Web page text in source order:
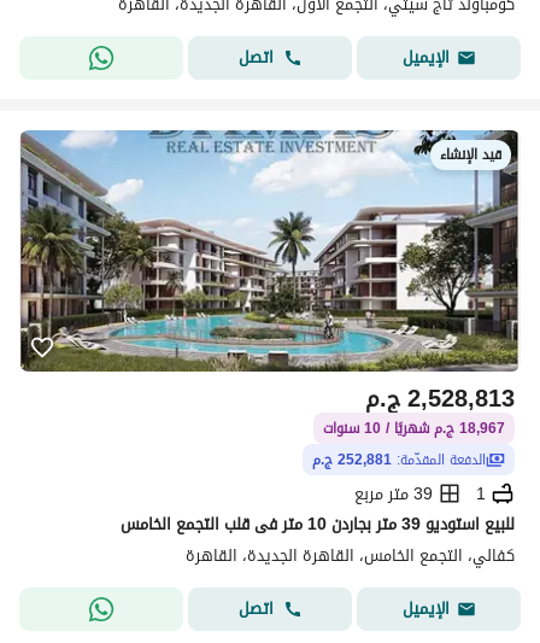
الإيميل
اتصل
قيد الإنشاء
ج.م2,528,813
18,967 ج.م شهريًا / 10 سنوات
الدفعة المقدّمة: 252,881 ج.م
1
39 متر مربع
للبيع استوديو 39 متر بجاردن 10 متر فى قلب التجمع الخامس
كفالي، التجمع الخامس، القاهرة الجديدة، القاهرة
الإيميل
اتصل